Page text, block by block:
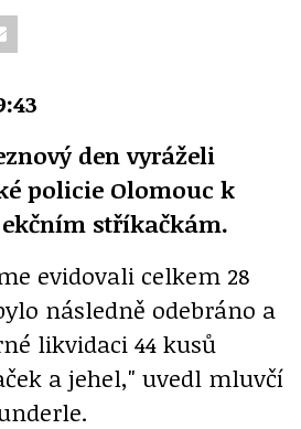
den vyráželi
policie Olomouc k
stříkačkám.
evidovali celkem 28
následně odebráno a
likvidaci 44 kusů
a jehel," uvedl mluvčí